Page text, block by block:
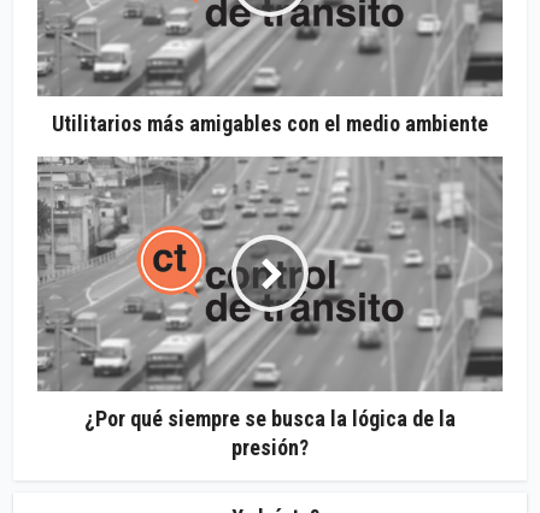
Utilitarios más amigables con el medio ambiente
¿Por qué siempre se busca la lógica de la
presión?